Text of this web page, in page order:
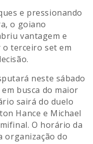
e pressionando
o goiano
vantagem e
terceiro set em
neste sábado
busca do maior
sairá do duelo
Hance e Michael
O horário da
organização do